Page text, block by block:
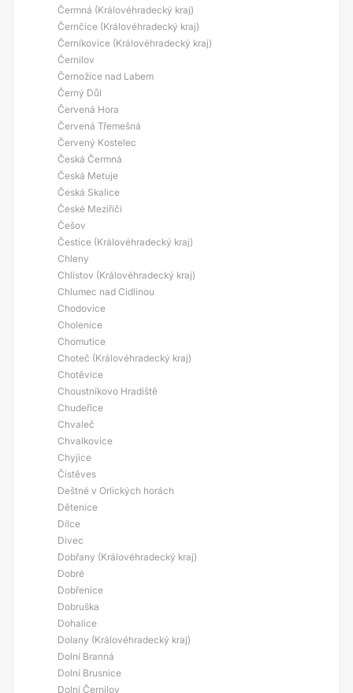
Čermná (Královéhradecký kraj)
Černčice (Královéhradecký kraj)
Černíkovice (Královéhradecký kraj)
Černilov
Černožice nad Labem
Černý Důl
Červená Hora
Červená Třemešná
Červený Kostelec
Česká Čermná
Česká Metuje
Česká Skalice
České Meziříčí
Češov
Čestice (Královéhradecký kraj)
Chleny
Chlístov (Královéhradecký kraj)
Chlumec nad Cidlinou
Chodovice
Cholenice
Chomutice
Choteč (Královéhradecký kraj)
Chotěvice
Choustníkovo Hradiště
Chudeřice
Chvaleč
Chvalkovice
Chyjice
Čistěves
Deštné v Orlických horách
Dětenice
Dílce
Divec
Dobřany (Královéhradecký kraj)
Dobré
Dobřenice
Dobruška
Dohalice
Dolany (Královéhradecký kraj)
Dolní Branná
Dolní Brusnice
Dolní Černilov